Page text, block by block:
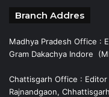
Branch Addres
Madhya Pradesh Office :
Gram Dakachya Indore
Chattisgarh Office :
Rajnandgaon,